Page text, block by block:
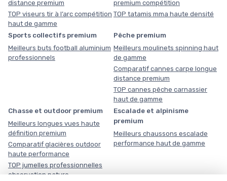
distance premium
TOP viseurs tir à l’arc compétition
haut de gamme
premium compétition
TOP tatamis mma haute densité
Sports collectifs premium
Meilleurs buts football aluminium
professionnels
Pêche premium
Meilleurs moulinets spinning haut
de gamme
Comparatif cannes carpe longue
distance premium
TOP cannes pêche carnassier
haut de gamme
Chasse et outdoor premium
Meilleurs longues vues haute
définition premium
Comparatif glacières outdoor
haute performance
TOP jumelles professionnelles
observation nature
Escalade et alpinisme
premium
Meilleurs chaussons escalade
performance haut de gamme